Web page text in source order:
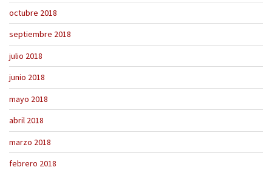
octubre 2018
septiembre 2018
julio 2018
junio 2018
mayo 2018
abril 2018
marzo 2018
febrero 2018